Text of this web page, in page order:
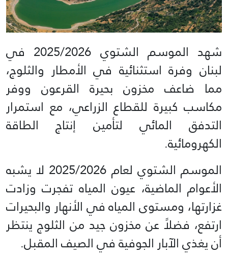
شهد الموسم الشتوي 2025/2026 في
لبنان وفرة استثنائية في الأمطار والثلوج،
مما ضاعف مخزون بحيرة القرعون ووفر
مكاسب كبيرة للقطاع الزراعي، مع استمرار
التدفق المائي لتأمين إنتاج الطاقة
الكهرومائية.
الموسم الشتوي لعام 2025/2026 لا يشبه
الأعوام الماضية، عيون المياه تفجرت وزادت
غزارتها، ومستوى المياه في الأنهار والبحيرات
ارتفع، فضلاً عن مخزون جيد من الثلوج ينتظر
أن يغذي الآبار الجوفية في الصيف المقبل.